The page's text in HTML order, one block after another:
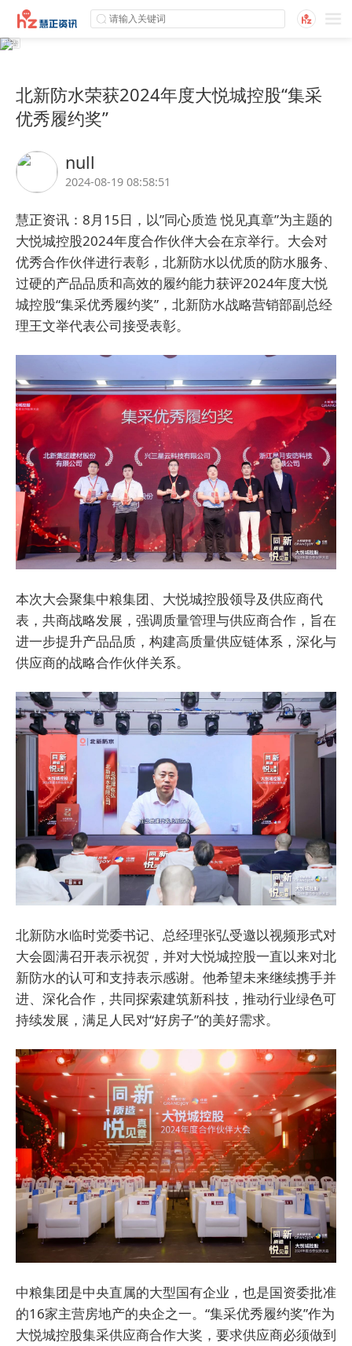
北新防水荣获2024年度大悦城控股“集采
优秀履约奖”
null
2024-08-19 08:58:51
慧正资讯：8月15日，以”同心质造 悦见真章”为主题的
大悦城控股2024年度合作伙伴大会在京举行。大会对
优秀合作伙伴进行表彰，北新防水以优质的防水服务、
过硬的产品品质和高效的履约能力获评2024年度大悦
城控股“集采优秀履约奖”，北新防水战略营销部副总经
理王文举代表公司接受表彰。
本次大会聚集中粮集团、大悦城控股领导及供应商代
表，共商战略发展，强调质量管理与供应商合作，旨在
进一步提升产品品质，构建高质量供应链体系，深化与
供应商的战略合作伙伴关系。
北新防水临时党委书记、总经理张弘受邀以视频形式对
大会圆满召开表示祝贺，并对大悦城控股一直以来对北
新防水的认可和支持表示感谢。他希望未来继续携手并
进、深化合作，共同探索建筑新科技，推动行业绿色可
持续发展，满足人民对“好房子”的美好需求。
中粮集团是中央直属的大型国有企业，也是国资委批准
的16家主营房地产的央企之一。“集采优秀履约奖”作为
大悦城控股集采供应商合作大奖，要求供应商必须做到